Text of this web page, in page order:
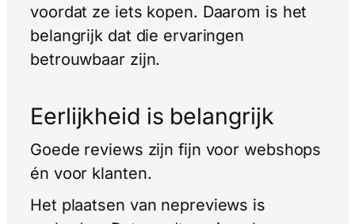
voordat ze iets kopen. Daarom is het
belangrijk dat die ervaringen
betrouwbaar zijn.
Eerlijkheid is belangrijk
Goede reviews zijn fijn voor webshops
én voor klanten.
Het plaatsen van nepreviews is